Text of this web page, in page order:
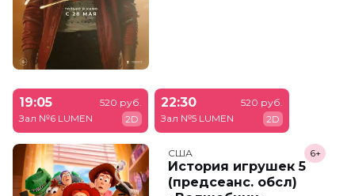
19:05
Зал №6 LUMEN
520 руб.
2D
22:30
Зал №5 LUMEN
520 руб.
2D
США
История игрушек 5
(предсеанс. обсл)
6+